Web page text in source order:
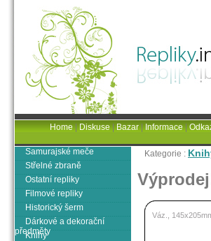
Kategorie :
Váz.,
Samurajské meče
Střelné zbraně
Ostatní repliky
Filmové repliky
Historický šerm
Dárkové a dekorační
předměty
Knihy
Home|Diskuse|Bazar|Informace|